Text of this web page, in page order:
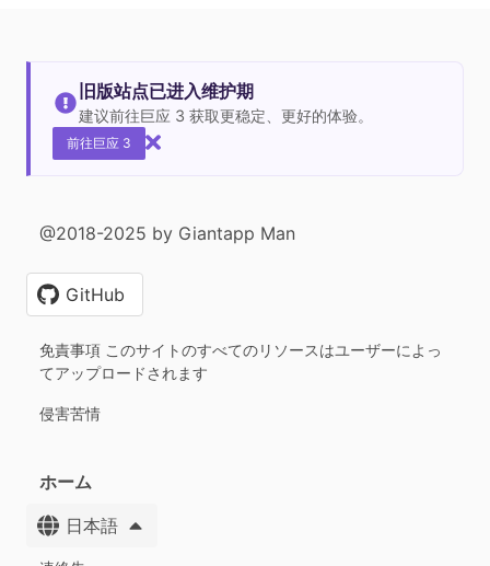
旧版站点已进入维护期
建议前往巨应 3 获取更稳定、更好的体验。
前往巨应 3
@2018-2025 by Giantapp Man
GitHub
免責事項 このサイトのすべてのリソースはユーザーによっ
てアップロードされます
侵害苦情
ホーム
日本語